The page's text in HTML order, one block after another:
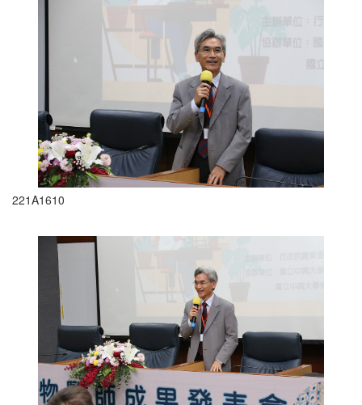
221A1610